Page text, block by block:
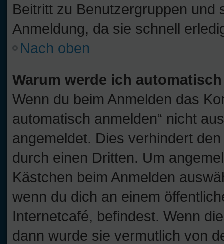
Beitritt zu Benutzergruppen und
Anmeldung, da sie schnell
Nach oben
Warum werde ich
Wenn du beim Anmelden das
automatisch anmelden“ nicht
angemeldet. Dies verhindert
durch einen Dritten. Um
Kästchen beim Anmelden
wenn du dich an einem
Internetcafé, befindest. Wenn
dann wurde sie vermutlich von